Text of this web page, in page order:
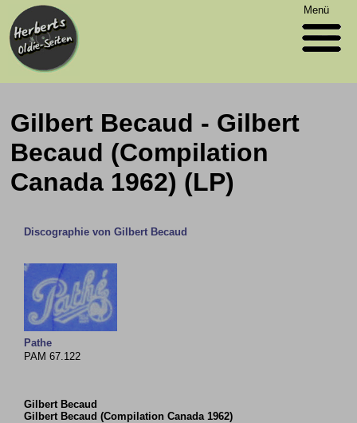
Menü
Gilbert Becaud - Gilbert
Becaud (Compilation
Canada 1962) (LP)
Discographie von Gilbert Becaud
Pathe
PAM 67.122
Gilbert Becaud
Gilbert Becaud (Compilation Canada 1962)